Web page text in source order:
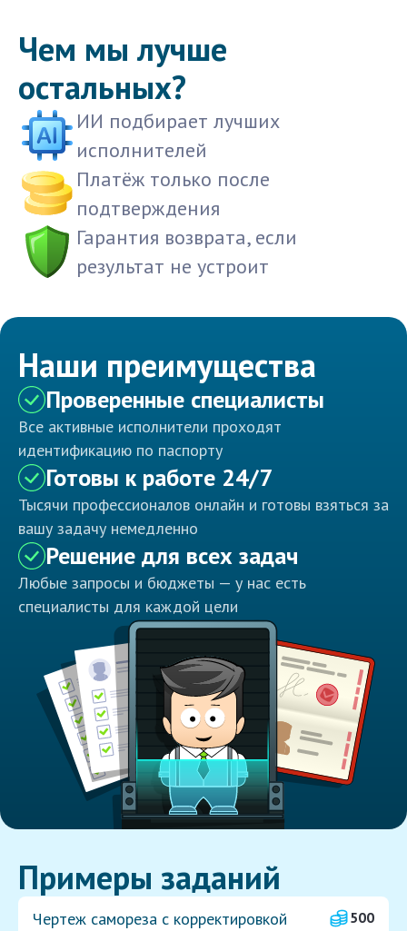
Чем мы лучше
остальных?
ИИ подбирает лучших
исполнителей
Платёж только после
подтверждения
Гарантия возврата, если
результат не устроит
Наши преимущества
Проверенные специалисты
Все активные исполнители проходят
идентификацию по паспорту
Готовы к работе 24/7
Тысячи профессионалов онлайн и готовы взяться за
вашу задачу немедленно
Решение для всех задач
Любые запросы и бюджеты — у нас есть
специалисты для каждой цели
Примеры заданий
Чертеж самореза с корректировкой
500